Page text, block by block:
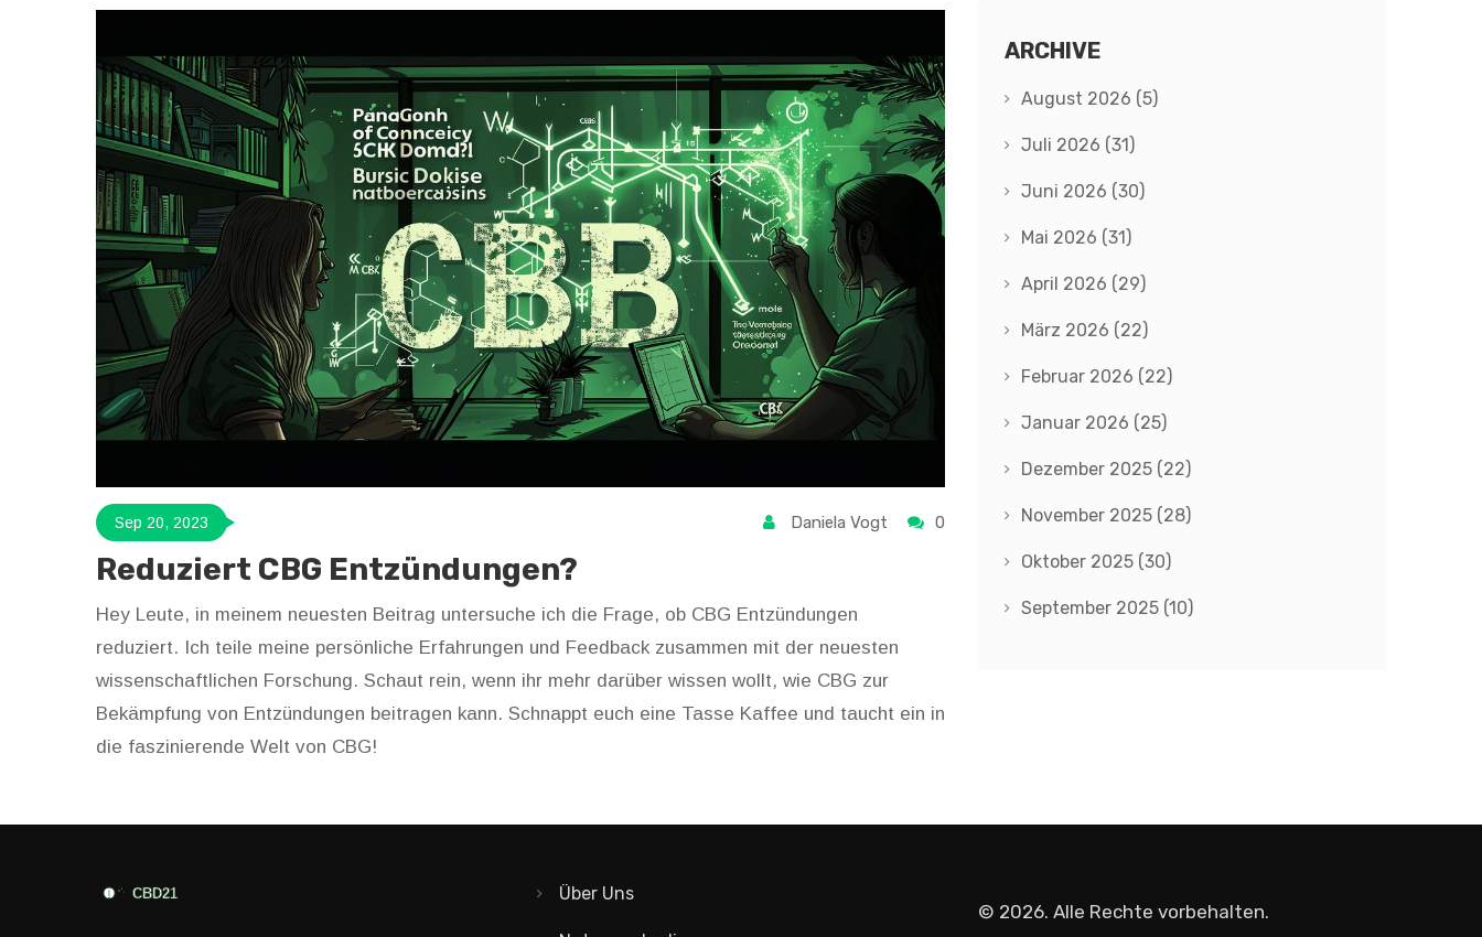
Sep 20, 2023 Daniela Vogt 0
Reduziert CBG Entzündungen?
Hey Leute, in meinem neuesten Beitrag untersuche ich die Frage, ob CBG Entzündungen
reduziert. Ich teile meine persönliche Erfahrungen und Feedback zusammen mit der neuesten
wissenschaftlichen Forschung. Schaut rein, wenn ihr mehr darüber wissen wollt, wie CBG zur
Bekämpfung von Entzündungen beitragen kann. Schnappt euch eine Tasse Kaffee und taucht ein in
die faszinierende Welt von CBG!
ARCHIVE
August 2026 (5)
Juli 2026 (31)
Juni 2026 (30)
Mai 2026 (31)
April 2026 (29)
März 2026 (22)
Februar 2026 (22)
Januar 2026 (25)
Dezember 2025 (22)
November 2025 (28)
Oktober 2025 (30)
September 2025 (10)
Über Uns
© 2026. Alle Rechte vorbehalten.